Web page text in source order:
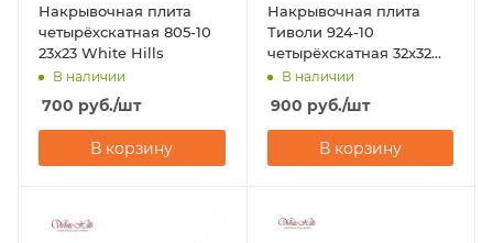
Накрывочная плита
четырёхскатная 805-10
23x23 White Hills
В наличии
700 руб./шт
В корзину
Накрывочная плита
Тиволи 924-10
четырёхскатная 32x32
White Hills
В наличии
900 руб./шт
В корзину